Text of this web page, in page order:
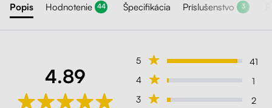
monitor (H1487)
Popis Hodnotenie 44 Špecifikácia Príslušenstvo 3
4.89
5
41
4
1
3
2